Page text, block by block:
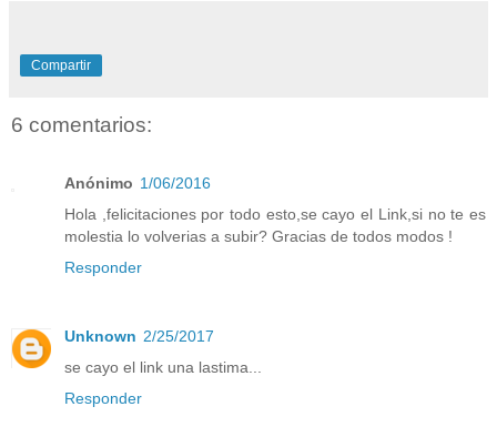
Compartir
6 comentarios:
Anónimo 1/06/2016
Hola ,felicitaciones por todo esto,se cayo el Link,si no te es
molestia lo volverias a subir? Gracias de todos modos !
Responder
Unknown 2/25/2017
se cayo el link una lastima...
Responder